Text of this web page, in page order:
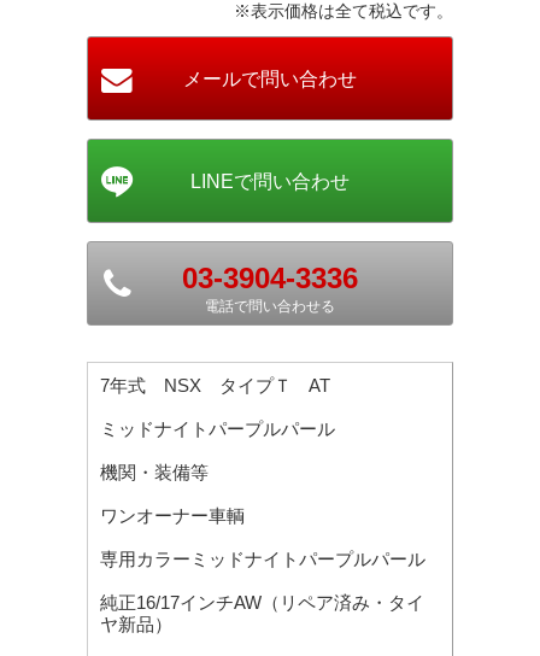
※表示価格は全て税込です。
03-3904-3336
電話で問い合わせる
7年式 NSX タイプＴ AT
ミッドナイトパープルパール
機関・装備等
ワンオーナー車輌
専用カラーミッドナイトパープルパール
純正16/17インチAW（リペア済み・タイ
ヤ新品）